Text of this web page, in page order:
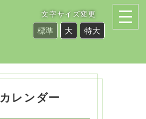
文字サイズ変更
標準 大 特大
カレンダー